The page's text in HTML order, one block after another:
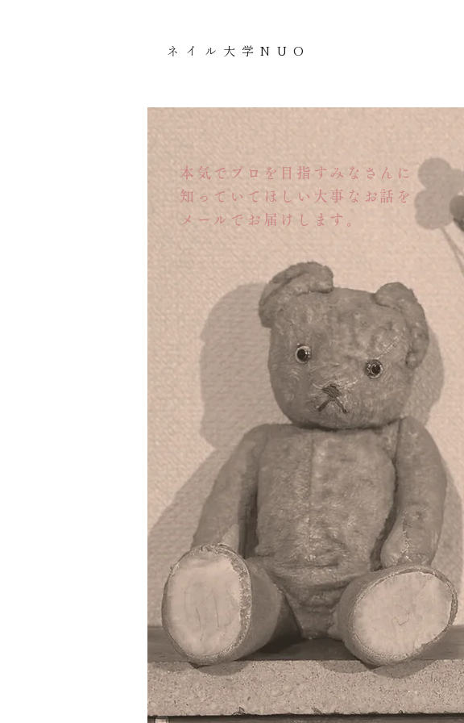
​ネイル大学NUO
本気でプロを目指すみなさんに
知っていてほしい大事なお話を
メールでお届けします。